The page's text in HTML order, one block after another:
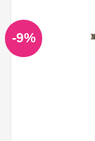
-9%